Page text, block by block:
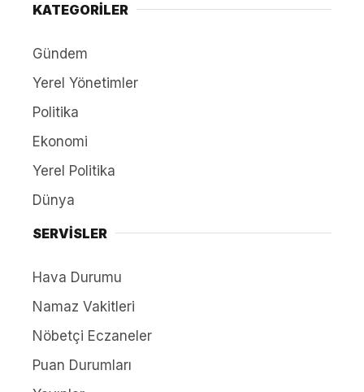
KATEGORİLER
Gündem
Yerel Yönetimler
Politika
Ekonomi
Yerel Politika
Dünya
SERVİSLER
Hava Durumu
Namaz Vakitleri
Nöbetçi Eczaneler
Puan Durumları